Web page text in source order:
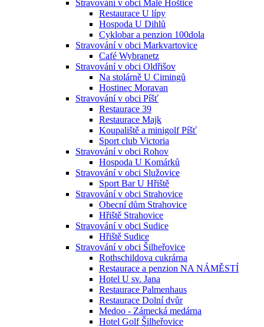
Stravování v obci Malé Hoštice
Restaurace U lípy
Hospoda U Dihlů
Cyklobar a penzion 100dola
Stravování v obci Markvartovice
Café Wybranetz
Stravování v obci Oldřišov
Na stolárně U Cimingů
Hostinec Moravan
Stravování v obci Píšť
Restaurace 39
Restaurace Majk
Koupaliště a minigolf Píšť
Sport club Victoria
Stravování v obci Rohov
Hospoda U Komárků
Stravování v obci Služovice
Sport Bar U Hřiště
Stravování v obci Strahovice
Obecní dům Strahovice
Hřiště Strahovice
Stravování v obci Sudice
Hřiště Sudice
Stravování v obci Šilheřovice
Rothschildova cukrárna
Restaurace a penzion NA NÁMĚSTÍ
Hotel U sv. Jana
Restaurace Palmenhaus
Restaurace Dolní dvůr
Medoo - Zámecká medárna
Hotel Golf Šilheřovice